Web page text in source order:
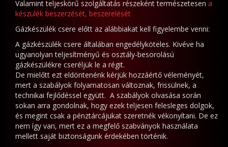
Valamint teljeskörű szolgáltatás részeként természetesen a
készülék beszerzését, beszerelését
Gázkészülék csere előtt az alábbiakat kell figyelembe venni:
A gázkészülék csere általában engedélyköteles. Kivéve ha
ugyanolyan teljesítményű és osztály-besorolású
gázkészülékre cseréljük le a régit.
De mielőtt ezt eldöntenénk kérjük hozzáértő véleményét,
mert a szabályok folyamatosan változnak, frissülnek, a
technikai fejlődéssel együtt. A szabályok olvasása során
sokan arra gondolnak, hogy ezek teljesen felesleges dolgok,
és megint csak a pénztárcájukat szeretnék vékonyítani. De ez
nem így van, mert ez a megfelő szabványok használata
mellett saját biztonságunk érdekében történik.